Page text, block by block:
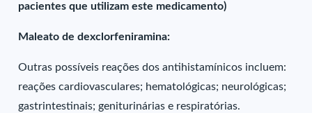
pacientes que utilizam este medicamento)
Maleato de dexclorfeniramina:
Outras possíveis reações dos antihistamínicos incluem:
reações cardiovasculares; hematológicas; neurológicas;
gastrintestinais; geniturinárias e respiratórias.